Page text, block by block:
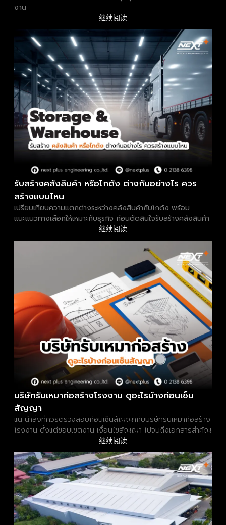
งาน
继续阅读
รับสร้างคลังสินค้า หรือโกดัง ต่างกันอย่างไร ควร
สร้างแบบไหน
เปรียบเทียบความแตกต่างระหว่างคลังสินค้ากับโกดัง พร้อม
แนะแนวทางเลือกให้เหมาะกับธุรกิจ ก่อนตัดสินใจรับสร้างคลังสินค้า
继续阅读
บริษัทรับเหมาก่อสร้างโรงงาน ดูอะไรบ้างก่อนเซ็น
สัญญา
แนะนำสิ่งที่ควรตรวจสอบก่อนเซ็นสัญญากับบริษัทรับเหมาก่อสร้าง
โรงงาน ตั้งแต่ขอบเขตงาน เงื่อนไขสัญญา ไปจนถึงเอกสารสำคัญ
继续阅读